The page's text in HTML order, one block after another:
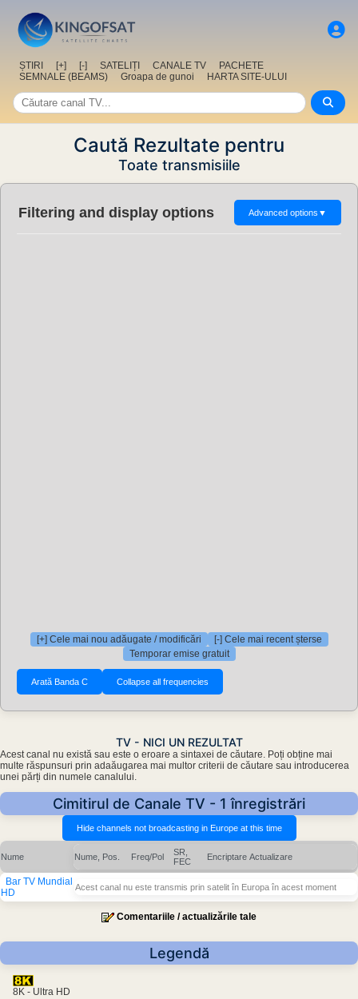
ȘTIRI [+] [-] SATELIȚI CANALE TV
PACHETE
SEMNALE (BEAMS)
Groapa de gunoi HARTA SITE-ULUI
Caută Rezultate pentru
Toate transmisiile
Filtering and display options Advanced options ▼
[+] Cele mai nou adăugate / modificări
[-] Cele mai recent șterse
Temporar emise gratuit
TV - NICI UN REZULTAT
Acest canal nu există sau este o eroare a sintaxei de căutare. Poți obține mai
multe răspunsuri prin adaăugarea mai multor criterii de căutare sau introducerea
unei părți din numele canalului.
Cimitirul de Canale TV - 1 înregistrări
Nume Nume, Pos. Freq/Pol
SR,
FEC
Encriptare Actualizare
Bar TV Mundial
HD
Acest canal nu este transmis prin satelit în Europa în acest moment
Comentariile / actualizările tale
Legendă
8K - Ultra HD